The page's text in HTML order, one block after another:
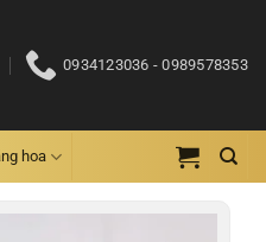
0934123036 - 0989578353
hoa